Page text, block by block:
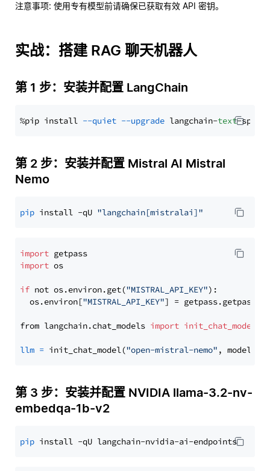
注意事项: 使用专有模型前请确保已获取有效 API 密钥。
实战：搭建 RAG 聊天机器人
第 1 步：安装并配置 LangChain
%pip install --quiet --upgrade langchain-text
第 2 步：安装并配置 Mistral AI Mistral
Nemo
pip install -qU "langchain[mistralai]"
import
import os
if not os.environ.get("MISTRAL_API_KEY"):
  os.environ[
"MISTRAL_API_KEY"] = getpass.getpass(
from langchain.chat_models import init_chat_model
llm = init_chat_model("open-mistral-nemo" ,
第 3 步：安装并配置 NVIDIA llama-3.2-nv-
embedqa-1b-v2
pip